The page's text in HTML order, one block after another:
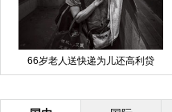
66岁老人送快递为儿还高利贷